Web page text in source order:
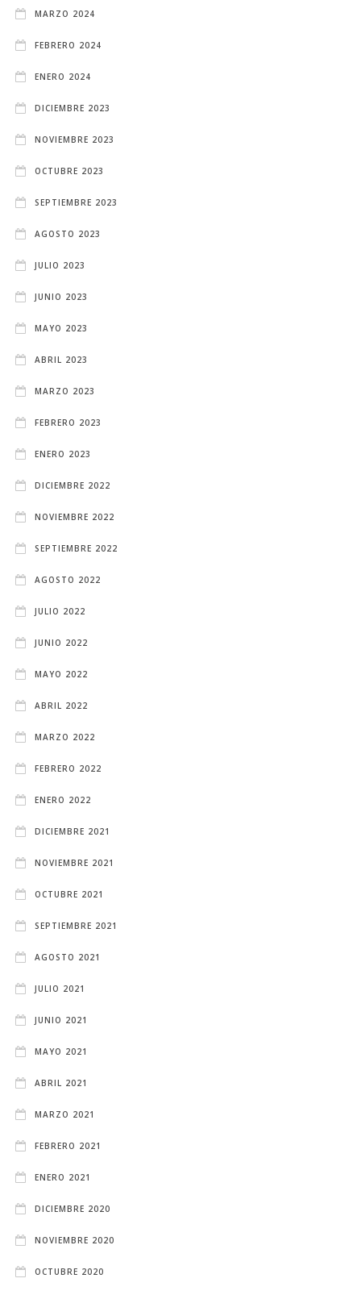
MARZO 2024
FEBRERO 2024
ENERO 2024
DICIEMBRE 2023
NOVIEMBRE 2023
OCTUBRE 2023
SEPTIEMBRE 2023
AGOSTO 2023
JULIO 2023
JUNIO 2023
MAYO 2023
ABRIL 2023
MARZO 2023
FEBRERO 2023
ENERO 2023
DICIEMBRE 2022
NOVIEMBRE 2022
SEPTIEMBRE 2022
AGOSTO 2022
JULIO 2022
JUNIO 2022
MAYO 2022
ABRIL 2022
MARZO 2022
FEBRERO 2022
ENERO 2022
DICIEMBRE 2021
NOVIEMBRE 2021
OCTUBRE 2021
SEPTIEMBRE 2021
AGOSTO 2021
JULIO 2021
JUNIO 2021
MAYO 2021
ABRIL 2021
MARZO 2021
FEBRERO 2021
ENERO 2021
DICIEMBRE 2020
NOVIEMBRE 2020
OCTUBRE 2020